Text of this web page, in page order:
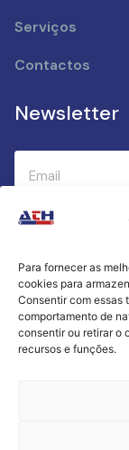
Para fornecer as
cookies para
Consentir com essas
comportamento de
consentir ou retirar o
recursos e funções.
Serviços
Contactos
Newsletter
Criamos a
gastronómico!